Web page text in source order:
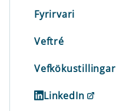
Fyrirvari
Veftré
Vefkökustillingar
LinkedIn